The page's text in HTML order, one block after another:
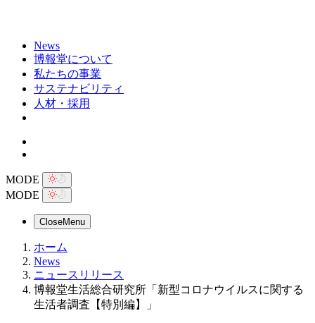
News
博報堂について
私たちの事業
サステナビリティ
人材・採用
MODE
MODE
CloseMenu
ホーム
News
ニュースリリース
博報堂生活総合研究所「新型コロナウイルスに関する
生活者調査【特別編】」